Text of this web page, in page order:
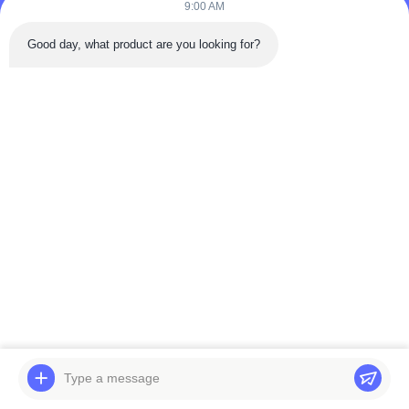
КОНТАКТЫ
9:00 AM
Good day, what product are you looking for?